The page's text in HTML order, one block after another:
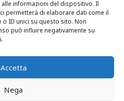
informazioni del dispositivo. Il
permetterà di elaborare dati come il
ID unici su questo sito. Non
può influire negativamente su
Accetta
Nega
Filippo Novaro” di
dei Fiori. Un tempo
Novaro e...